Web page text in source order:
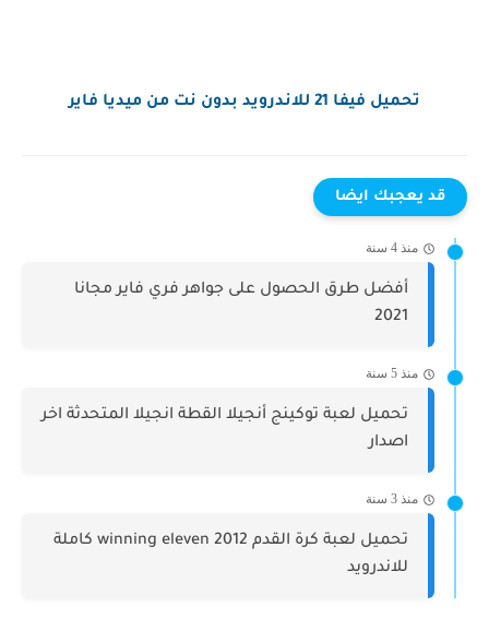
تحميل فيفا 21 للاندرويد بدون نت من ميديا فاير
قد يعجبك ايضا
منذ 4 سنة
أفضل طرق الحصول على جواهر فري فاير مجانا
2021
منذ 5 سنة
تحميل لعبة توكينج أنجيلا القطة انجيلا المتحدثة اخر
اصدار
منذ 3 سنة
تحميل لعبة كرة القدم winning eleven 2012 كاملة
للاندرويد